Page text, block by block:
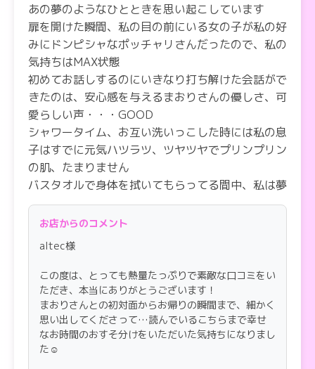
あの夢のようなひとときを思い起こしています
扉を開けた瞬間、私の目の前にいる女の子が私の好
みにドンピシャなポッチャリさんだったので、私の
気持ちはMAX状態
初めてお話しするのにいきなり打ち解けた会話がで
きたのは、安心感を与えるまおりさんの優しさ、可
愛らしい声・・・GOOD
シャワータイム、お互い洗いっこした時には私の息
子はすでに元気ハツラツ、ツヤツヤでプリンプリン
の肌、たまりません
バスタオルで身体を拭いてもらってる間中、私は夢
心地
先にベッドで横になっているとまおりさんのいきな
りの圧迫プレイ、私は負けじと力一杯のハグで応戦
体制を入れ替えて、チューしながらのオッパイ,ア
ソコの3点同時攻め、まおりさんは手で私の息子を
シコシコ,うーんこれをやりたかった
反応抜群なのを楽しみながら、次はお口でとお願い
したら、息子がトロトロに溶けてしまうんじゃない
かと思えるくらいにされて、私はあえなく昇天
お店からのコメント
altec様
この度は、とっても熱量たっぷりで素敵な口コミをい
ただき、本当にありがとうございます！
まおりさんとの初対面からお帰りの瞬間まで、細かく
思い出してくださって…読んでいるこちらまで幸せ
なお時間のおすそ分けをいただいた気持ちになりまし
た☺️